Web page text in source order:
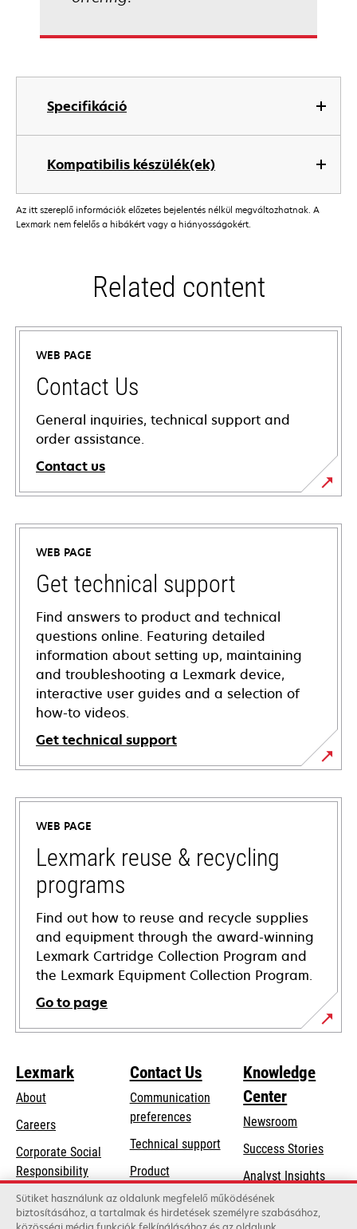
Specifikáció
Kompatibilis készülék(ek)
Az itt szereplő információk előzetes bejelentés nélkül megváltozhatnak. A
Lexmark nem felelős a hibákért vagy a hiányosságokért.
Related content
WEB PAGE
Contact Us
General inquiries, technical support and
order assistance.
Contact us
WEB PAGE
Get technical support
Find answers to product and technical
questions online. Featuring detailed
information about setting up, maintaining
and troubleshooting a Lexmark device,
interactive user guides and a selection of
how-to videos.
Get technical support
opens
in
new
tab
WEB PAGE
Lexmark reuse & recycling
programs
Find out how to reuse and recycle supplies
and equipment through the award-winning
Lexmark Cartridge Collection Program and
the Lexmark Equipment Collection Program.
Go to page
Lexmark
About
Careers
Corporate Social
Responsibilityopens
a
Sustainability
Lexmark Partners
Contact Us
Communication
preferences
Technical supportopens
a
new
tab
Product
registration
Find a dealer
Knowledge
Center
Newsroom
Success Stories
Analyst Insights
Sütiket használunk az oldalunk megfelelő működésének
biztosításához, a tartalmak és hirdetések személyre szabásához,